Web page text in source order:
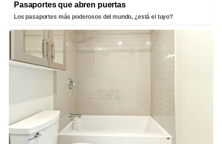
Pasaportes que abren puertas
Los pasaportes más poderosos del mundo, ¿está el tuyo?